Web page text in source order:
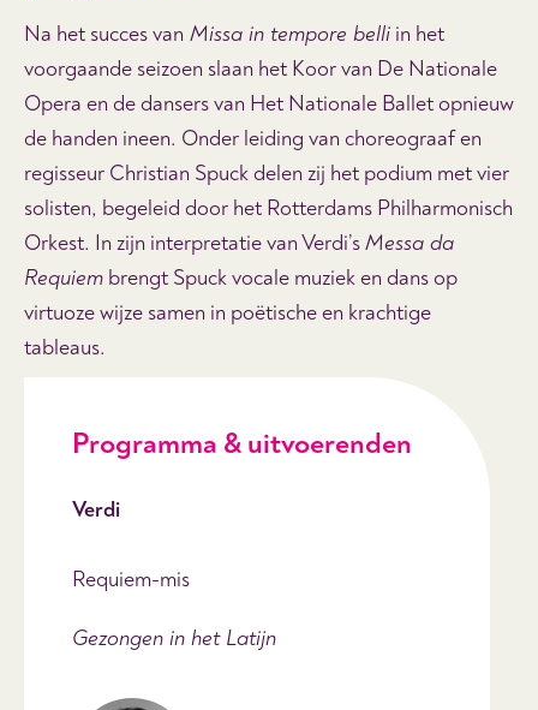
Na het succes van Missa in tempore belli in het
voorgaande seizoen slaan het Koor van De Nationale
Opera en de dansers van Het Nationale Ballet opnieuw
de handen ineen. Onder leiding van choreograaf en
regisseur Christian Spuck delen zij het podium met vier
solisten, begeleid door het Rotterdams Philharmonisch
Orkest. In zijn interpretatie van Verdi’sMessa da
Requiem brengt Spuck vocale muziek en dans op
virtuoze wijze samen in poëtische en krachtige
tableaus.
Programma & uitvoerenden
Verdi
Requiem-mis
Gezongen in het Latijn